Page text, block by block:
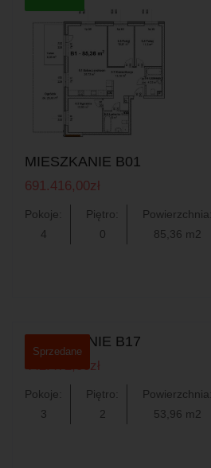
MIESZKANIE B01
691.416,00zł
Pokoje:
4
Piętro:
0
Powierzchnia:
85,36 m2
Sprzedane
MIESZKANIE B17
442.472,00zł
Pokoje:
3
Piętro:
2
Powierzchnia:
53,96 m2